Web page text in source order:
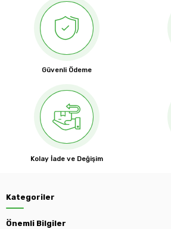
Güvenli Ödeme
Kolay İade ve Değişim
Kategoriler
Önemli Bilgiler